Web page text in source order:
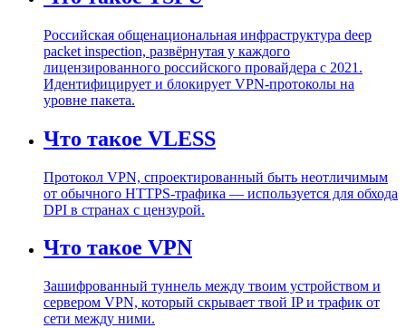
Российская общенациональная инфраструктура deep
packet inspection, развёрнутая у каждого
лицензированного российского провайдера с 2021.
Идентифицирует и блокирует VPN-протоколы на
уровне пакета.
Что такое VLESS
Протокол VPN, спроектированный быть неотличимым
от обычного HTTPS-трафика — используется для обхода
DPI в странах с цензурой.
Что такое VPN
Зашифрованный туннель между твоим устройством и
сервером VPN, который скрывает твой IP и трафик от
сети между ними.